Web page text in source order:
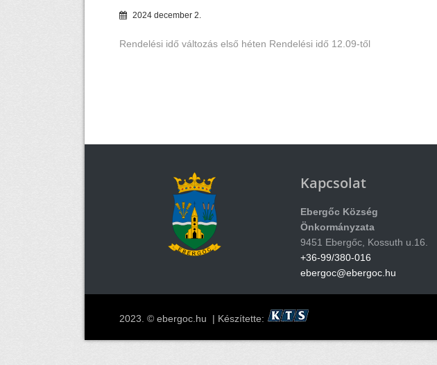
2024 december 2.
Rendelési idő változás első héten Rendelési idő 12.09-től
Kapcsolat
Ebergőc Község
Önkormányzata
9451 Ebergőc, Kossuth u.16.
+36-99/380-016
ebergoc@ebergoc.hu
2023. © ebergoc.hu | Készítette: